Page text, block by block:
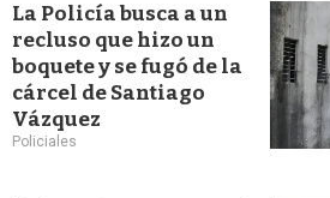
La Policía busca a un
recluso que hizo un
boquete y se fugó de la
cárcel de Santiago
Vázquez
Policiales